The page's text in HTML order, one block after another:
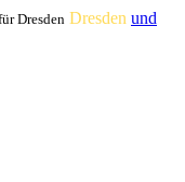
Dresden Dresden und